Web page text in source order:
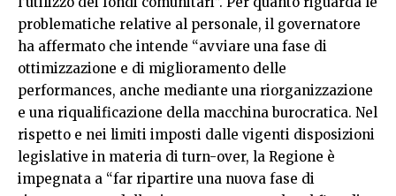
problematiche relative al personale, il governatore
ha affermato che intende “avviare una fase di
ottimizzazione e di miglioramento delle
performances, anche mediante una riorganizzazione
e una riqualificazione della macchina burocratica. Nel
rispetto e nei limiti imposti dalle vigenti disposizioni
legislative in materia di turn-over, la Regione è
impegnata a “far ripartire una nuova fase di